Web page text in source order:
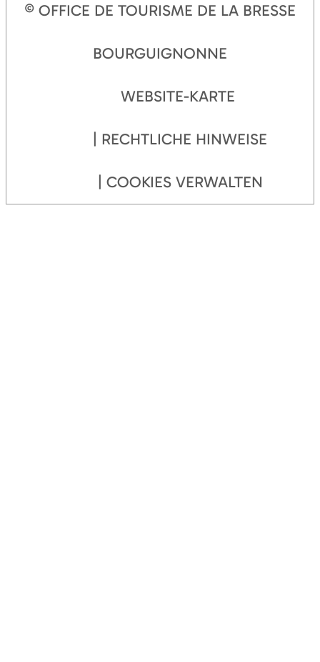
© OFFICE DE TOURISME DE LA BRESSE
BOURGUIGNONNE
WEBSITE-KARTE
RECHTLICHE HINWEISE
COOKIES VERWALTEN